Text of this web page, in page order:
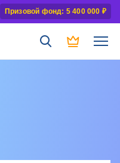
Призовой фонд: 5 400 000 ₽